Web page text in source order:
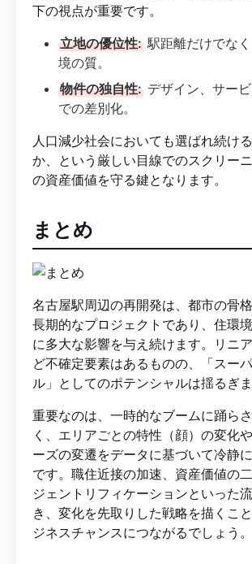
下の視点が重要です。
立地の優位性: 駅距離だけでな
境の質。
物件の独自性: デザイン、サー
での差別化。
人口減少社会においても選ばれ続け
か、という厳しい目線でのスクリー
の資産価値を守る鍵となります。
まとめ
名古屋駅周辺の再開発は、都市の骨
長期的なプロジェクトであり、住環
に多大な影響を与え続けます。リニ
ど不確定要素はあるものの、「スー
ル」としてのポテンシャルは揺るぎま
重要なのは、一時的なブームに踊ら
く、エリアごとの特性（顔）の変化
ーズの変遷をデータに基づいて冷静
です。職住近接の加速、資産価値の
ジェントリフィケーションといった
き、変化を先取りした戦略を描くこ
ジネスチャンスにつながるでしょう。